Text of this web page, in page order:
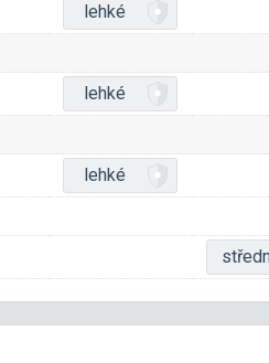
lehké
lehké
lehké